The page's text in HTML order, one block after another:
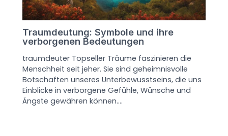
Traumdeutung: Symbole und ihre
verborgenen Bedeutungen
traumdeuter Topseller Träume faszinieren die
Menschheit seit jeher. Sie sind geheimnisvolle
Botschaften unseres Unterbewusstseins, die uns
Einblicke in verborgene Gefühle, Wünsche und
Ängste gewähren können.…